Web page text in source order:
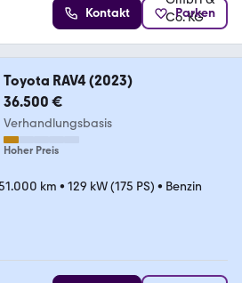
Kontakt Parken
Toyota RAV4 (2023)
36.500 €
Verhandlungsbasis
Hoher Preis
km • 129 kW (175 PS) • Benzin